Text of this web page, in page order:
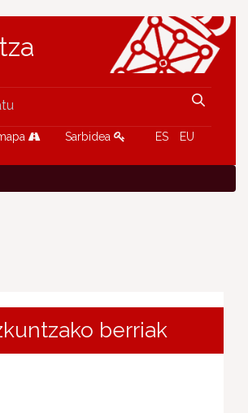
Sarbidea ES EU
berriak